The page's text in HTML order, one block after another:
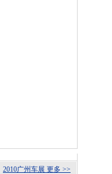
更多 >>
2010广州车展